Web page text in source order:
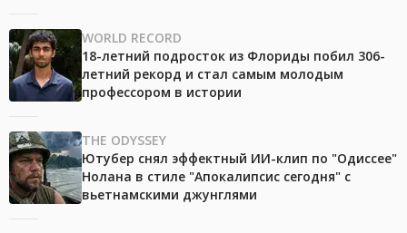
WORLD RECORD
18-летний подросток из Флориды побил 306-
летний рекорд и стал самым молодым
профессором в истории
THE ODYSSEY
Ютубер снял эффектный ИИ-клип по "Одиссее"
Нолана в стиле "Апокалипсис сегодня" с
вьетнамскими джунглями